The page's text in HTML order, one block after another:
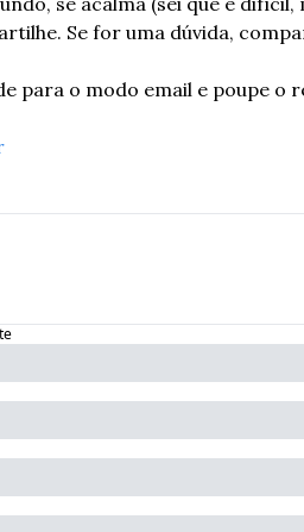
Se for uma dúvida,
para o modo email e poupe o